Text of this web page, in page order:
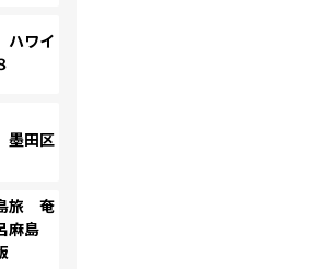
ワイ
田区
旅 奄
麻島